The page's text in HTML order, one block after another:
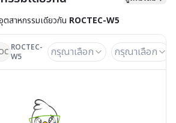
ตสาหกรรมเดียวกัน ROCTEC-W5
ROCTEC-
W5
กรุณาเลือก กรุณาเลือก